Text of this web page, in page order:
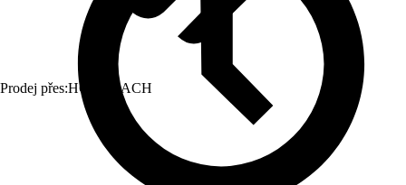
Prodej přes:HORNBACH